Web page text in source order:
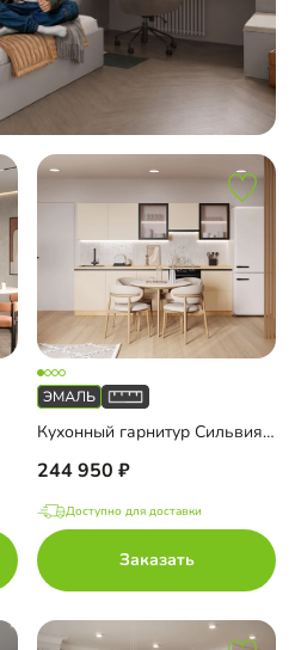
Кухонный гарнитур Сильвия-5
244 950
Доступно для доставки
Заказать